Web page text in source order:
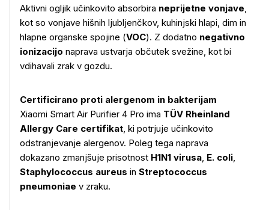
Aktivni ogljik učinkovito absorbira neprijetne vonjave,
kot so vonjave hišnih ljubljenčkov, kuhinjski hlapi, dim in
hlapne organske spojine (VOC). Z dodatno negativno
ionizacijo naprava ustvarja občutek svežine, kot bi
vdihavali zrak v gozdu.
Certificirano proti alergenom in bakterijam
Xiaomi Smart Air Purifier 4 Pro ima TÜV Rheinland
Allergy Care certifikat, ki potrjuje učinkovito
odstranjevanje alergenov. Poleg tega naprava
dokazano zmanjšuje prisotnost H1N1 virusa, E. coli,
Staphylococcus aureus in Streptococcus
pneumoniae v zraku.